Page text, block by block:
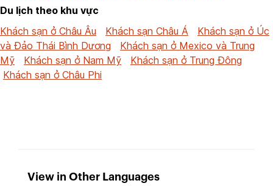
Du lịch theo khu vực
Khách sạn ở Châu Âu
Khách sạn Châu Á
Khách sạn ở Úc
và Đảo Thái Bình Dương
Khách sạn ở Mexico và Trung
Mỹ
Khách sạn ở Nam Mỹ
Khách sạn ở Trung Đông
Khách sạn ở Châu Phi
View in Other Languages